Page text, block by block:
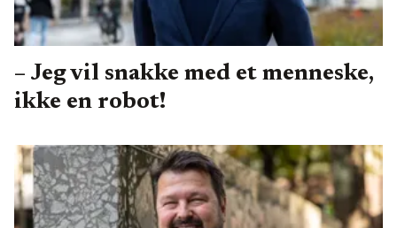
– Jeg vil snakke med et menneske,
ikke en robot!